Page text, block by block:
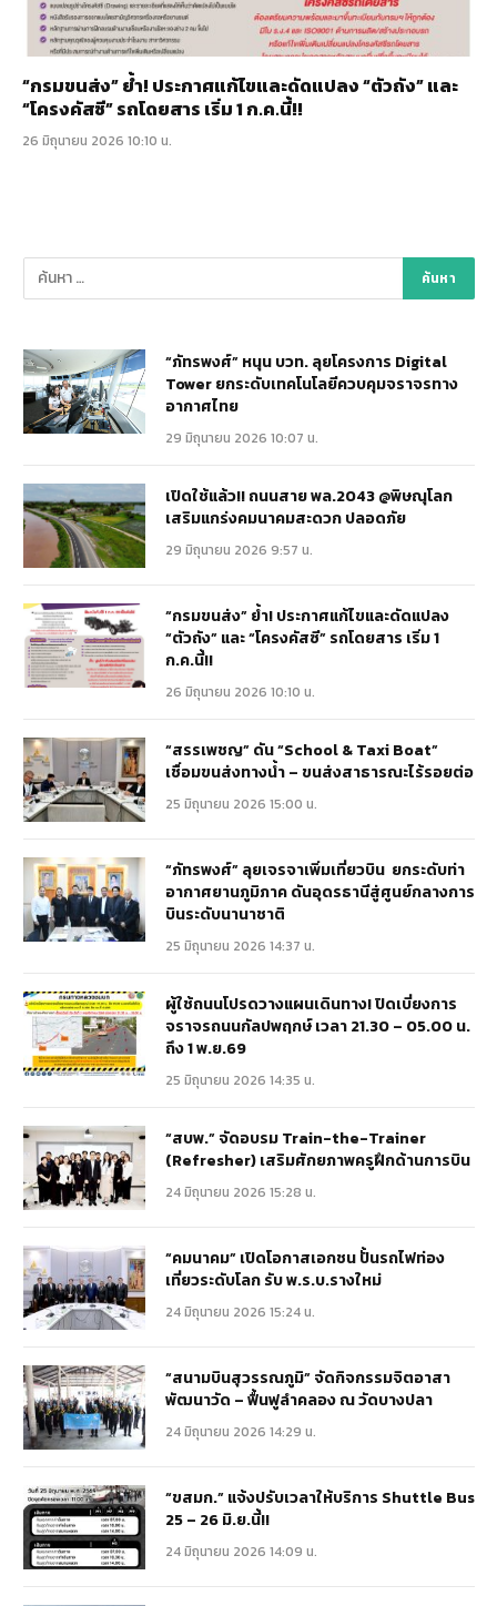
“กรมขนส่ง” ย้ำ! ประกาศแก้ไขและดัดแปลง “ตัวถัง” และ
“โครงคัสซี” รถโดยสาร เริ่ม 1 ก.ค.นี้!!
26 มิถุนายน 2026 10:10 น.
“ภัทรพงศ์” หนุน บวท. ลุยโครงการ Digital
Tower ยกระดับเทคโนโลยีควบคุมจราจรทาง
อากาศไทย
29 มิถุนายน 2026 10:07 น.
เปิดใช้แล้ว!! ถนนสาย พล.2043 @พิษณุโลก
เสริมแกร่งคมนาคมสะดวก ปลอดภัย
29 มิถุนายน 2026 9:57 น.
“กรมขนส่ง” ย้ำ! ประกาศแก้ไขและดัดแปลง
“ตัวถัง” และ “โครงคัสซี” รถโดยสาร เริ่ม 1
ก.ค.นี้!!
26 มิถุนายน 2026 10:10 น.
“สรรเพชญ” ดัน “School & Taxi Boat”
เชื่อมขนส่งทางน้ำ – ขนส่งสาธารณะไร้รอยต่อ
25 มิถุนายน 2026 15:00 น.
“ภัทรพงศ์” ลุยเจรจาเพิ่มเที่ยวบิน ยกระดับท่า
อากาศยานภูมิภาค ดันอุดรธานีสู่ศูนย์กลางการ
บินระดับนานาชาติ
25 มิถุนายน 2026 14:37 น.
ผู้ใช้ถนนโปรดวางแผนเดินทาง! ปิดเบี่ยงการ
จราจรถนนกัลปพฤกษ์ เวลา 21.30 – 05.00 น.
ถึง 1 พ.ย.69
25 มิถุนายน 2026 14:35 น.
“สบพ.” จัดอบรม Train-the-Trainer
(Refresher) เสริมศักยภาพครูฝึกด้านการบิน
24 มิถุนายน 2026 15:28 น.
“คมนาคม” เปิดโอกาสเอกชน ปั้นรถไฟท่อง
เที่ยวระดับโลก รับ พ.ร.บ.รางใหม่
24 มิถุนายน 2026 15:24 น.
“สนามบินสุวรรณภูมิ” จัดกิจกรรมจิตอาสา
พัฒนาวัด – ฟื้นฟูลำคลอง ณ วัดบางปลา
24 มิถุนายน 2026 14:29 น.
“ขสมก.” แจ้งปรับเวลาให้บริการ Shuttle Bus
25 – 26 มิ.ย.นี้!!
24 มิถุนายน 2026 14:09 น.